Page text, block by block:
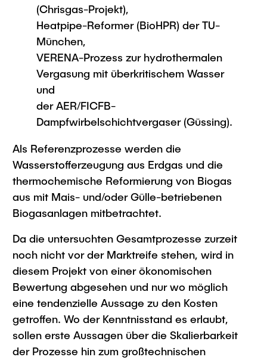
(Chrisgas-Projekt),
Heatpipe-Reformer (BioHPR) der TU-
München,
VERENA-Prozess zur hydrothermalen
Vergasung mit überkritischem Wasser
und
der AER/FICFB-
Dampfwirbelschichtvergaser (Güssing).
Als Referenzprozesse werden die
Wasserstofferzeugung aus Erdgas und die
thermochemische Reformierung von Biogas
aus mit Mais- und/oder Gülle-betriebenen
Biogasanlagen mitbetrachtet.
Da die untersuchten Gesamtprozesse zurzeit
noch nicht vor der Marktreife stehen, wird in
diesem Projekt von einer ökonomischen
Bewertung abgesehen und nur wo möglich
eine tendenzielle Aussage zu den Kosten
getroffen. Wo der Kenntnisstand es erlaubt,
sollen erste Aussagen über die Skalierbarkeit
der Prozesse hin zum großtechnischen